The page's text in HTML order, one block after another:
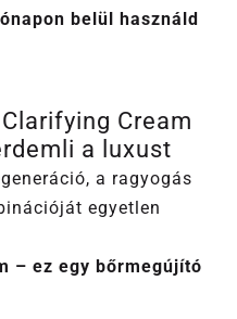
belül használd
Cream
a luxust
a ragyogás
egyetlen
– ez egy bőrmegújító